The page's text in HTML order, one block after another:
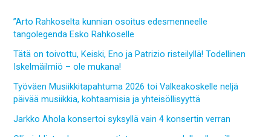
”Arto Rahkoselta kunnian osoitus edesmenneelle
tangolegenda Esko Rahkoselle
Tätä on toivottu, Keiski, Eno ja Patrizio risteilyllä! Todellinen
Iskelmäilmiö – ole mukana!
Työväen Musiikkitapahtuma 2026 toi Valkeakoskelle neljä
päivää musiikkia, kohtaamisia ja yhteisöllisyyttä
Jarkko Ahola konsertoi syksyllä vain 4 konsertin verran